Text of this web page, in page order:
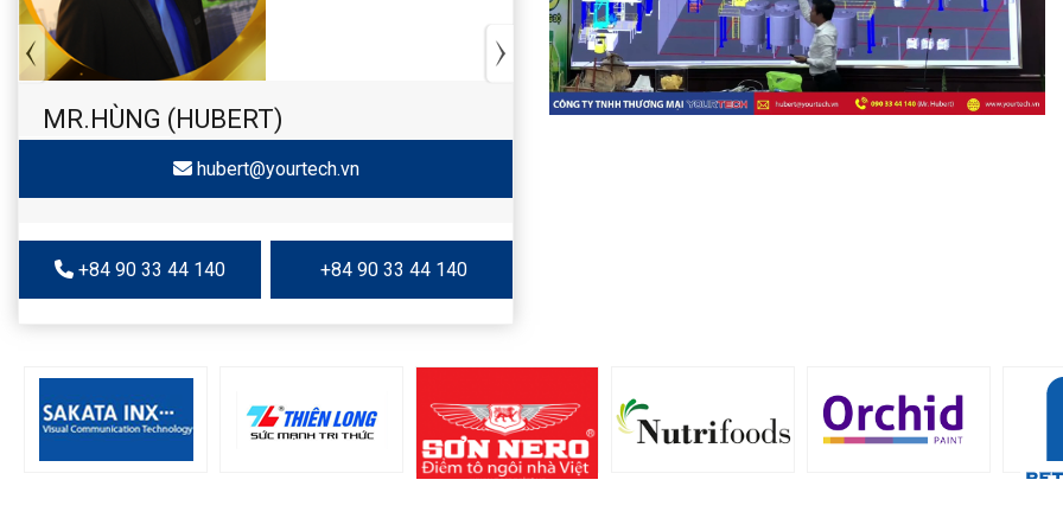
MR.HÙNG (HUBERT)
hubert@yourtech.vn
+84 90 33 44 140 +84 90 33 44 140